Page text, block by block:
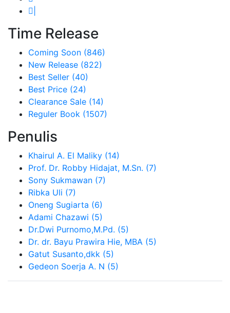
Time Release
Coming Soon (846)
New Release (822)
Best Seller (40)
Best Price (24)
Clearance Sale (14)
Reguler Book (1507)
Penulis
Khairul A. El Maliky (14)
Prof. Dr. Robby Hidajat, M.Sn. (7)
Sony Sukmawan (7)
Ribka Uli (7)
Oneng Sugiarta (6)
Adami Chazawi (5)
Dr.Dwi Purnomo,M.Pd. (5)
Dr. dr. Bayu Prawira Hie, MBA (5)
Gatut Susanto,dkk (5)
Gedeon Soerja A. N (5)